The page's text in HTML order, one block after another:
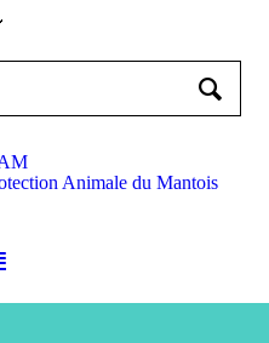
Animale du Mantois